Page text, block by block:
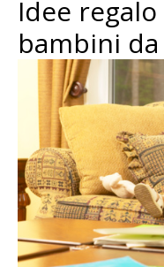
Idee
bambini